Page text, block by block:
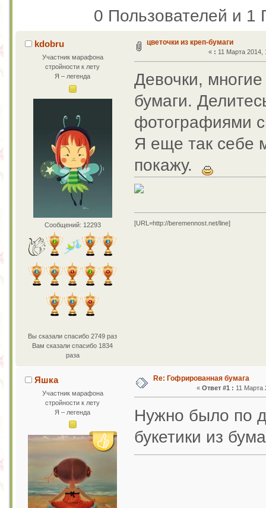
0 Пользователей и 1
kdobru
Участник марафона
стройности к лету
Я – легенда
Сообщений: 12293
Вы сказали спасибо 2749 раз
Вам сказали спасибо 1834
раза
цветочки из креп-бумаги
« : 11 Марта 2014,
Девочки,
бумаги.
фотографиями
Я еще так себе
покажу.
[URL=http://beremennost.net/line]
Яшка
Участник марафона
стройности к лету
Я – легенда
Re: Гофрированная бумага
«Ответ #1 : 11 Марта
Нужно было по
букетики из